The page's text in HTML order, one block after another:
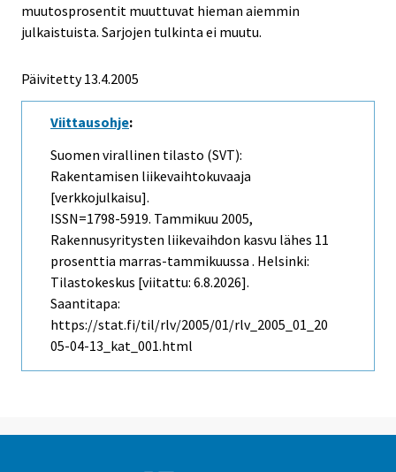
muutosprosentit muuttuvat hieman aiemmin
julkaistuista. Sarjojen tulkinta ei muutu.
Päivitetty13.4.2005
Viittausohje:
Suomen virallinen tilasto (SVT):
Rakentamisen liikevaihtokuvaaja
[verkkojulkaisu].
ISSN=1798-5919. Tammikuu 2005,
Rakennusyritysten liikevaihdon kasvu lähes 11
prosenttia marras-tammikuussa . Helsinki:
Tilastokeskus [viitattu: 6.8.2026].
Saantitapa:
https://stat.fi/til/rlv/2005/01/rlv_2005_01_20
05-04-13_kat_001.html